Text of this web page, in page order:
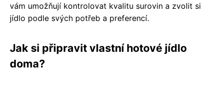
vám umožňují kontrolovat kvalitu surovin a zvolit si
jídlo podle svých potřeb a preferencí.
Jak si připravit vlastní hotové jídlo
doma?